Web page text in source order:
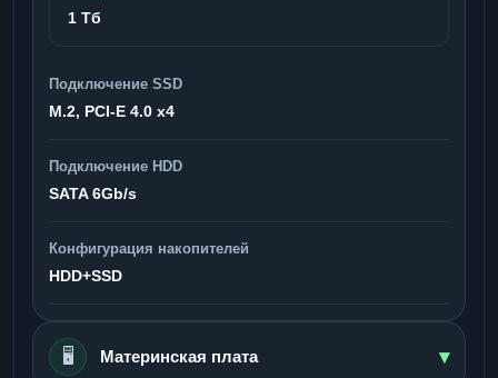
1 Тб
Подключение SSD
M.2, PCI-E 4.0 x4
Подключение HDD
SATA 6Gb/s
Конфигурация накопителей
HDD+SSD
🖥️ Материнская плата ▾